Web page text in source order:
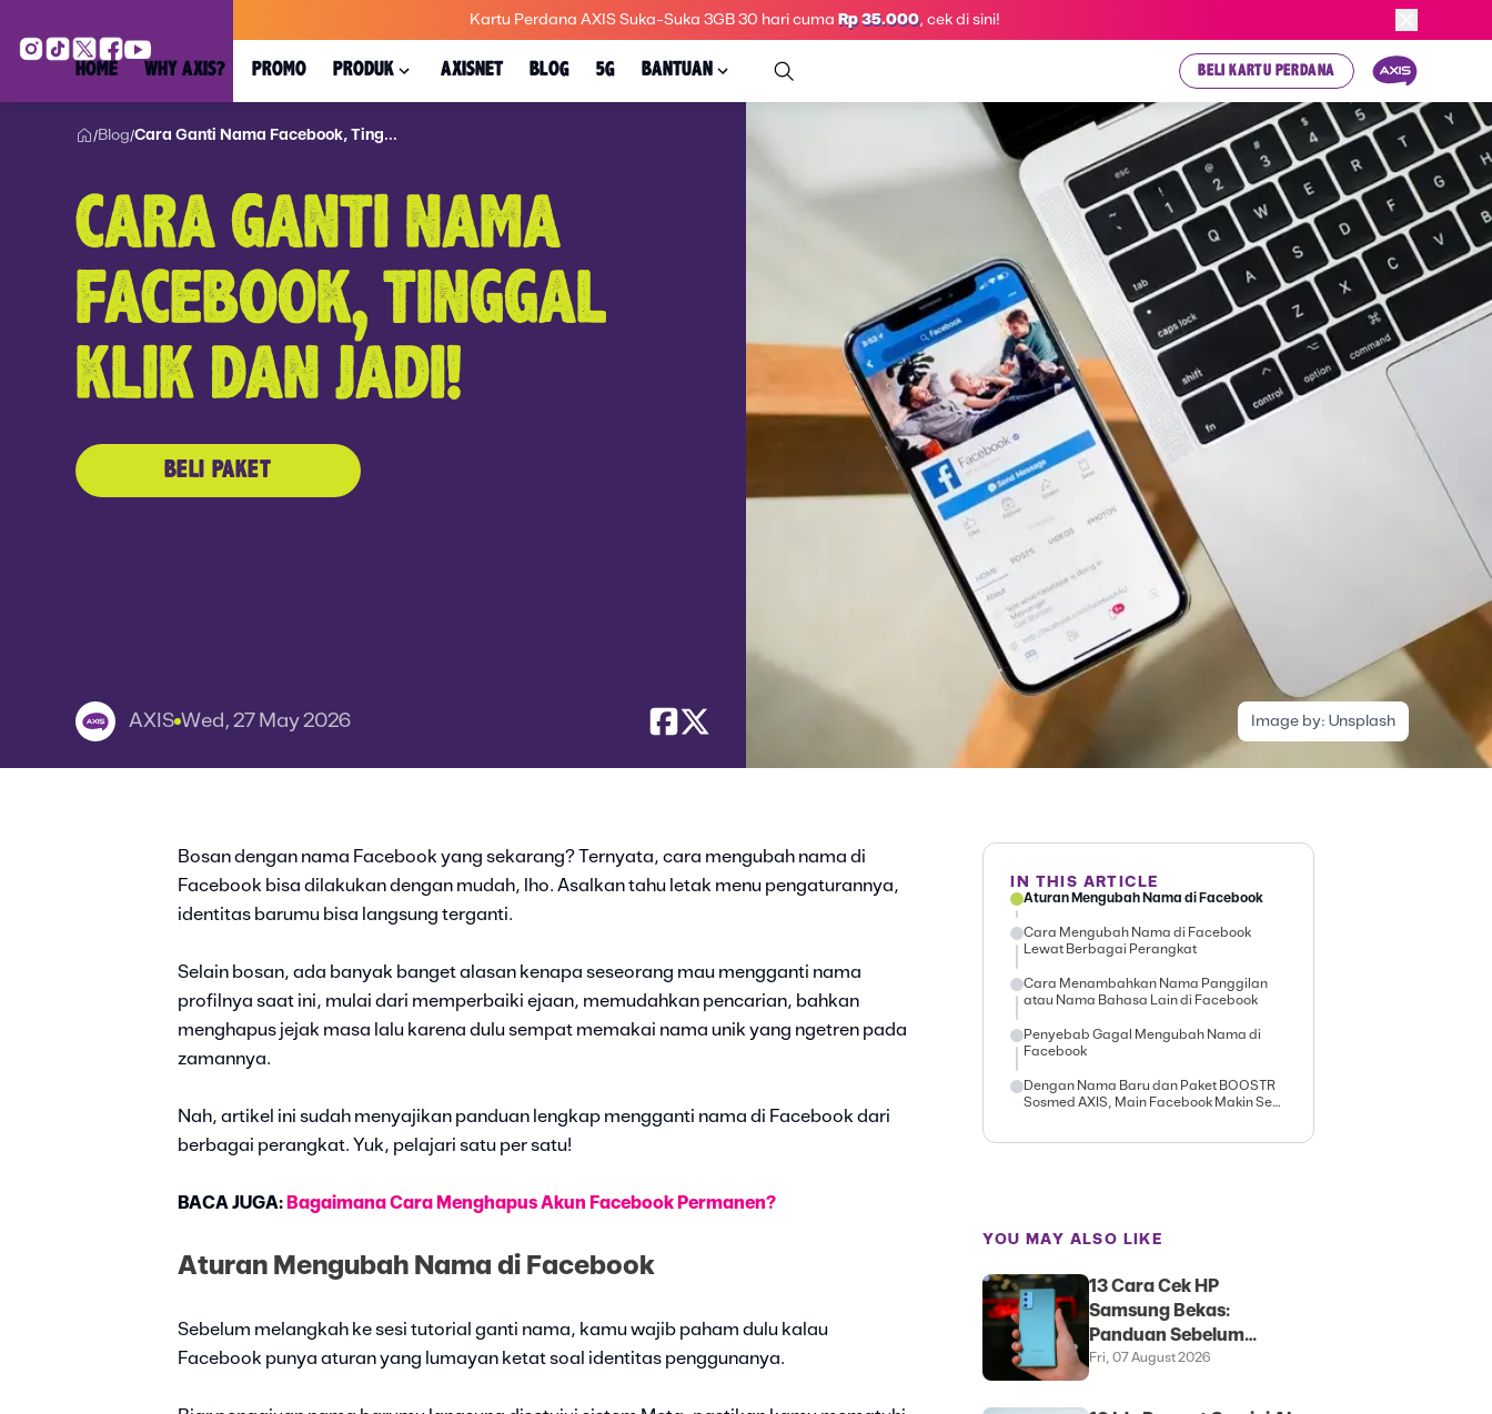
Kartu Perdana AXIS Suka-Suka 3GB 30 hari cuma Rp 35.000, cek di sini!
HOME WHY AXIS? PROMO PRODUK AXISNET BLOG 5G BANTUAN BELI KARTU PERDANA
/Blog/Cara Ganti Nama Facebook, Ting...
CARA GANTI NAMA
FACEBOOK, TINGGAL
KLIK DAN JADI!
BELI PAKET
AXIS Wed, 27 May 2026 Image by: Unsplash
Bosan dengan nama Facebook yang sekarang? Ternyata, cara mengubah nama di
Facebook bisa dilakukan dengan mudah, lho. Asalkan tahu letak menu pengaturannya,
identitas barumu bisa langsung terganti.
Selain bosan, ada banyak banget alasan kenapa seseorang mau mengganti nama
profilnya saat ini, mulai dari memperbaiki ejaan, memudahkan pencarian, bahkan
menghapus jejak masa lalu karena dulu sempat memakai nama unik yang ngetren pada
zamannya.
Nah, artikel ini sudah menyajikan panduan lengkap mengganti nama di Facebook dari
berbagai perangkat. Yuk, pelajari satu per satu!
BACA JUGA: Bagaimana Cara Menghapus Akun Facebook Permanen?
Aturan Mengubah Nama di Facebook
Sebelum melangkah ke sesi tutorial ganti nama, kamu wajib paham dulu kalau
Facebook punya aturan yang lumayan ketat soal identitas penggunanya.
IN THIS ARTICLE
Aturan Mengubah Nama di Facebook
Cara Mengubah Nama di Facebook
Lewat Berbagai Perangkat
Cara Menambahkan Nama Panggilan
atau Nama Bahasa Lain di Facebook
Penyebab Gagal Mengubah Nama di
Facebook
Dengan Nama Baru dan Paket BOOSTR
Sosmed AXIS, Main Facebook Makin Seru
YOU MAY ALSO LIKE
13 Cara Cek HP
Samsung Bekas:
Panduan Sebelum
Membeli
Fri, 07 August 2026